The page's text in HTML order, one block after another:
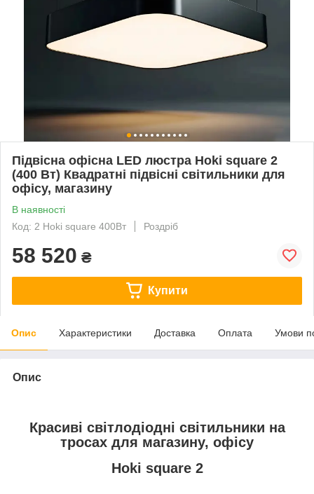
Підвісна офісна LED люстра Hoki square 2
(400 Вт) Квадратні підвісні світильники для
офісу, магазину
В наявності
Код: 2 Hoki square 400Вт
Роздріб
58 520 ₴
Купити
Опис Характеристики Доставка Оплата Умови
Опис
Красиві світлодіодні світильники на
тросах для магазину, офісу
Hoki square 2